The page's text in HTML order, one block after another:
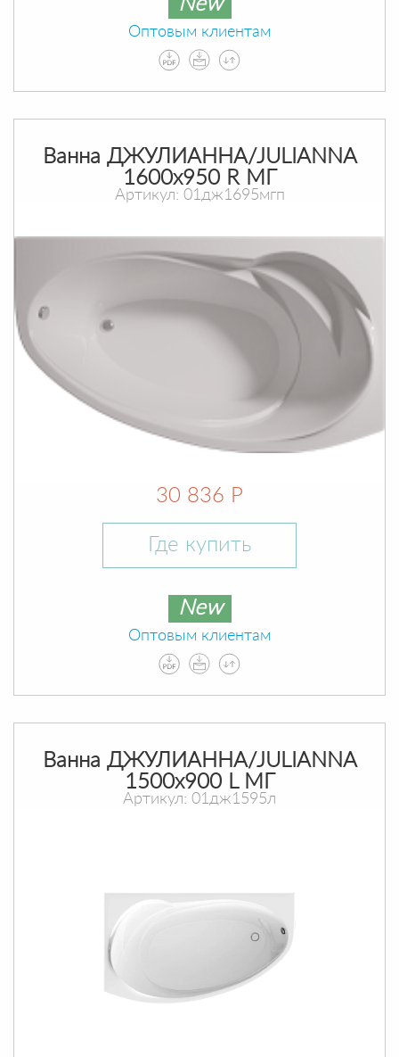
New
Оптовым клиентам
Ванна ДЖУЛИАННА/JULIANNA
1600х950 R МГ
Артикул: 01дж1695мгп
30 836 Р
Где купить
New
Оптовым клиентам
Ванна ДЖУЛИАННА/JULIANNA
1500х900 L МГ
Артикул: 01дж1595л